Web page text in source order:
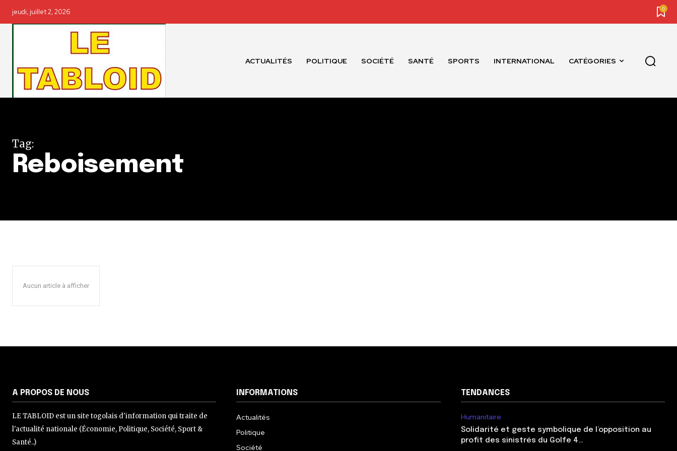
jeudi, juillet 2, 2026 0
ACTUALITÉS POLITIQUE SOCIÉTÉ SANTÉ SPORTS INTERNATIONAL CATÉGORIES
Tag:
Reboisement
Aucun article à afficher
A PROPOS DE NOUS
LE TABLOID est un site togolais d'information qui traite de
l'actualité nationale (Économie, Politique, Société, Sport &
Santé..)
INFORMATIONS
Actualités
Politique
Société
TENDANCES
Humanitaire
Solidarité et geste symbolique de l’opposition au
profit des sinistrés du Golfe 4…